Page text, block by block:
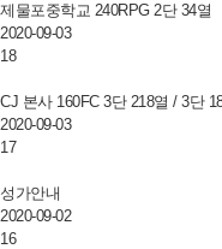
제물포중학교 240RPG 2단 34열
2020-09-03
18
CJ 본사 160FC 3단 218열 / 3단
2020-09-03
17
성가안내
2020-09-02
16